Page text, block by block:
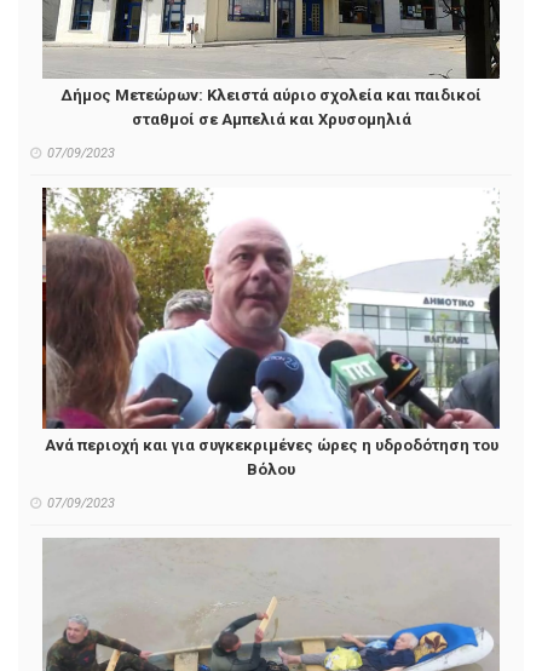
Δήμος Μετεώρων: Κλειστά αύριο σχολεία και παιδικοί
σταθμοί σε Αμπελιά και Χρυσομηλιά
07/09/2023
Ανά περιοχή και για συγκεκριμένες ώρες η υδροδότηση του
Βόλου
07/09/2023